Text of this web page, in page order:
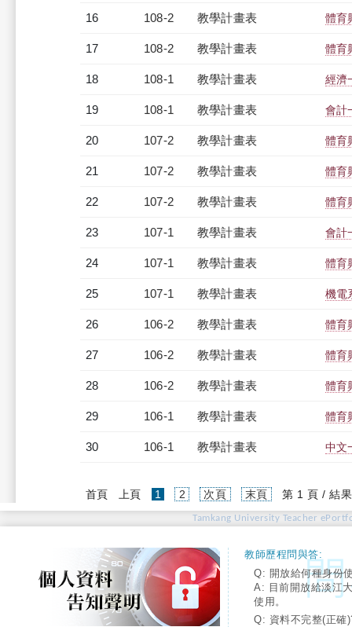
16 108-2 教學計畫表 體育
17 108-2 教學計畫表 體育
18 108-1 教學計畫表 經濟
19 108-1 教學計畫表 會計
20 107-2 教學計畫表 體育
21 107-2 教學計畫表 體育
22 107-2 教學計畫表 體育
23 107-1 教學計畫表 會計
24 107-1 教學計畫表 體育
25 107-1 教學計畫表 機電
26 106-2 教學計畫表 體育
27 106-2 教學計畫表 體育
28 106-2 教學計畫表 體育
29 106-1 教學計畫表 體育
30 106-1 教學計畫表 中文
首頁 上頁 1 (current)
2 次頁 末頁 第 1 頁 / 結
Tamkang University Teacher
教師歷程問與答:
Q: 開放給何種身份
A: 目前開放給淡江
使用。
Q: 資料不完整(正確